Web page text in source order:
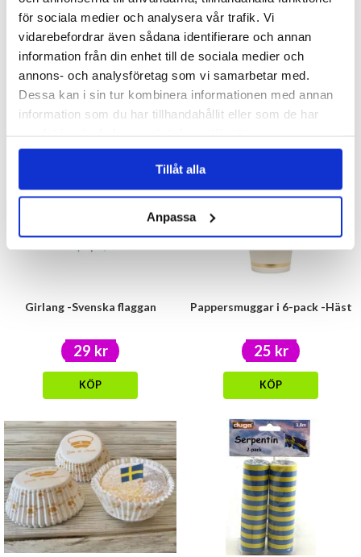
för sociala medier och analysera vår trafik. Vi
vidarebefordrar även sådana identifierare och annan
information från din enhet till de sociala medier och
annons- och analysföretag som vi samarbetar med.
Dessa kan i sin tur kombinera informationen med annan
information som du har tillhandahållit eller som de har
Tillåt alla
Anpassa
Kaffeservetter 16-pack -
Student
20 kr
Girlang -Student
39 kr
Girlang -Svenska flaggan
29 kr
KÖP
Pappersmuggar i 6-pack -Häst
25 kr
KÖP